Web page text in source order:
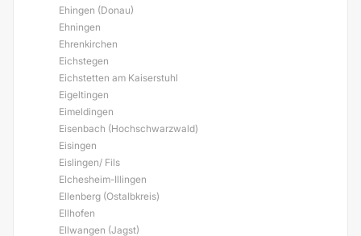
Ehingen (Donau)
Ehningen
Ehrenkirchen
Eichstegen
Eichstetten am Kaiserstuhl
Eigeltingen
Eimeldingen
Eisenbach (Hochschwarzwald)
Eisingen
Eislingen/ Fils
Elchesheim-Illingen
Ellenberg (Ostalbkreis)
Ellhofen
Ellwangen (Jagst)